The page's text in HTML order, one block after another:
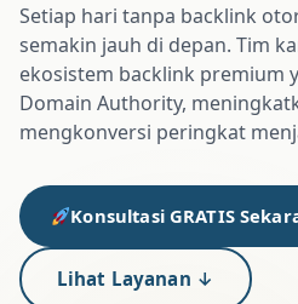
Setiap hari tanpa backlink
semakin jauh di depan. Tim
ekosistem backlink premium
Domain Authority,
mengkonversi peringkat
Konsultasi GRATIS
Lihat Layanan ↓